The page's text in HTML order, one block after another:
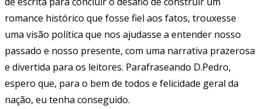
romance histórico que fosse fiel aos fatos, trouxesse
uma visão política que nos ajudasse a entender nosso
passado e nosso presente, com uma narrativa prazerosa
e divertida para os leitores. Parafraseando D.Pedro,
espero que, para o bem de todos e felicidade geral da
nação, eu tenha conseguido.